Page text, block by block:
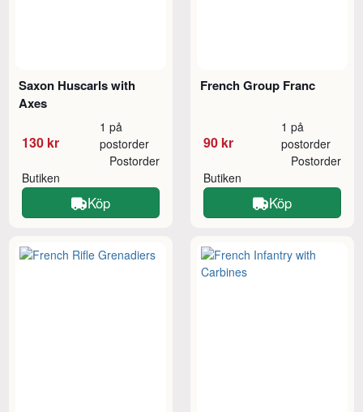
Saxon Huscarls with
Axes
130 kr
1 på
postorder
Butiken
Postorder
Köp
French Group Franc
90 kr
1 på
postorder
Butiken
Postorder
Köp